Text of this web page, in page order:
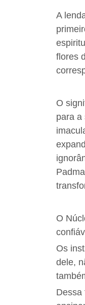
A
flores
O
para a
O
Os
dele,
Dessa